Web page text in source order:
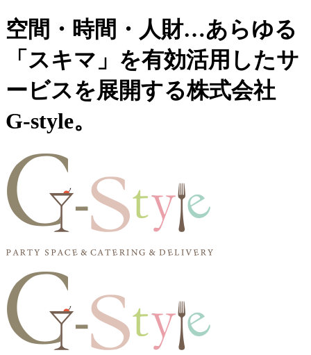
空間・時間・人財…あらゆる
「スキマ」を有効活用したサ
ービスを展開する株式会社
G-style。